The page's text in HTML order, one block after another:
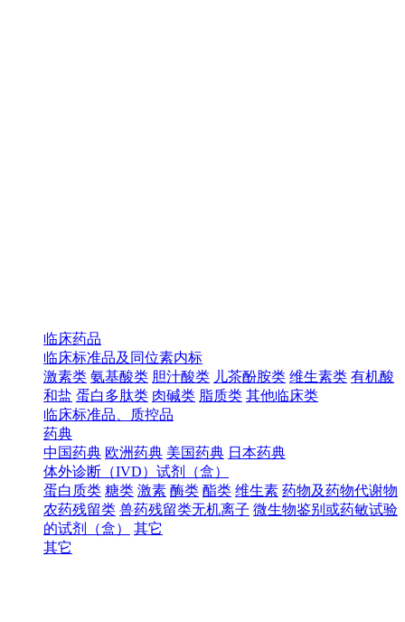
临床药品
临床标准品及同位素内标
激素类 氨基酸类 胆汁酸类 儿茶酚胺类 维生素类 有机酸
和盐 蛋白多肽类 肉碱类 脂质类 其他临床类
临床标准品、质控品
药典
中国药典 欧洲药典 美国药典 日本药典
体外诊断（IVD）试剂（盒）
蛋白质类 糖类 激素 酶类 酯类 维生素 药物及药物代谢物
农药残留类 兽药残留类无机离子 微生物鉴别或药敏试验
的试剂（盒）
其它
其它